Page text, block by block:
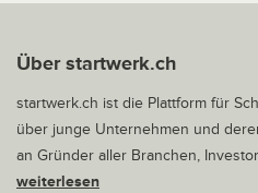
Über startwerk.ch
startwerk.ch ist die Plattform für
über junge Unternehmen und
an Gründer aller Branchen,
weiterlesen